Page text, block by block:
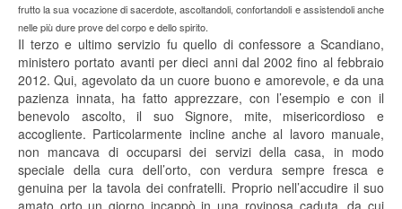
frutto la sua vocazione di sacerdote, ascoltandoli, confortandoli e assistendoli anche
nelle più dure prove del corpo e dello spirito.
Il terzo e ultimo servizio fu quello di confessore a Scandiano,
ministero portato avanti per dieci anni dal 2002 fino al febbraio
2012. Qui, agevolato da un cuore buono e amorevole, e da una
pazienza innata, ha fatto apprezzare, con l’esempio e con il
benevolo ascolto, il suo Signore, mite, misericordioso e
accogliente. Particolarmente incline anche al lavoro manuale,
non mancava di occuparsi dei servizi della casa, in modo
speciale della cura dell’orto, con verdura sempre fresca e
genuina per la tavola dei confratelli. Proprio nell’accudire il suo